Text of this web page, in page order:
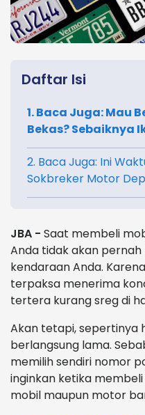
Daftar Isi
1. Baca Juga: Mau
Bekas? Sebaiknya
2. Baca Juga: Ini
Sokbreker Motor
JBA - Saat membeli
Anda tidak akan
kendaraan Anda.
terpaksa menerima
tertera kurang sreg di
Akan tetapi, sepertinya
berlangsung lama.
memilih sendiri nomor
inginkan ketika
mobil maupun motor